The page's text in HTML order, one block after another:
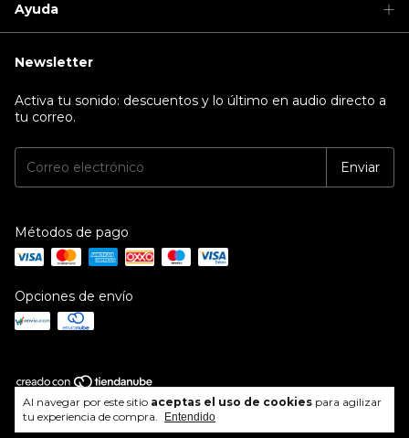
Al navegar por este sitio aceptas el uso de cookies para agilizar
tu experiencia de compra.
Entendido
Ayuda
Newsletter
Activa tu sonido: descuentos y lo último en audio directo a
tu correo.
Métodos de pago
Opciones de envío
Copyright Audiobahn - 2026. Todos los derechos reservados.